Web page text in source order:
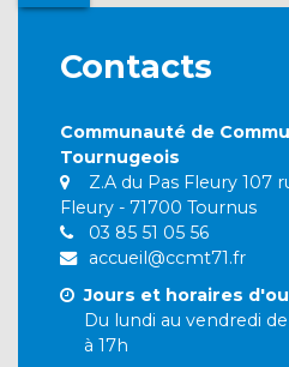
Contacts
Communauté de
Tournugeois
Z.A du Pas Fleury 107
Fleury - 71700 Tournus
03 85 51 05 56
accueil@ccmt71.fr
Jours et horaires
Du lundi au vendredi
à 17h